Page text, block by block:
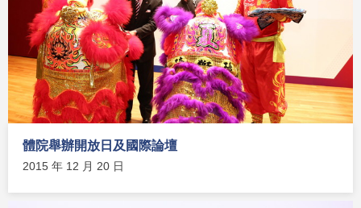
體院舉辦開放日及國際論壇
2015 年 12 月 20 日